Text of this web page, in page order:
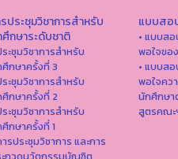
ประชุมวิชาการสำหรับ
กษาระดับชาติ
ระชุมวิชาการสำหรับ
กษาครั้งที่ 3
ระชุมวิชาการสำหรับ
กษาครั้งที่ 2
ระชุมวิชาการสำหรับ
กษาครั้งที่ 1
ารประชุมวิชาการ และการ
กวดนวัตกรรมบัณฑิต
แบบสอ
• แบบส
พอใจขอ
• แบบส
พอใจคว
นักศึกษ
สูตรคณะ